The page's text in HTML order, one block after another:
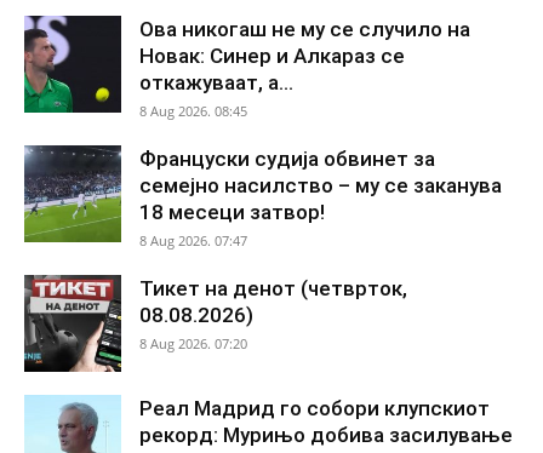
Ова никогаш не му се случило на
Новак: Синер и Алкараз се
откажуваат, а...
8 Aug 2026. 08:45
Француски судија обвинет за
семејно насилство – му се заканува
18 месеци затвор!
8 Aug 2026. 07:47
Тикет на денот (четврток,
08.08.2026)
8 Aug 2026. 07:20
Реал Мадрид го собори клупскиот
рекорд: Мурињо добива засилување